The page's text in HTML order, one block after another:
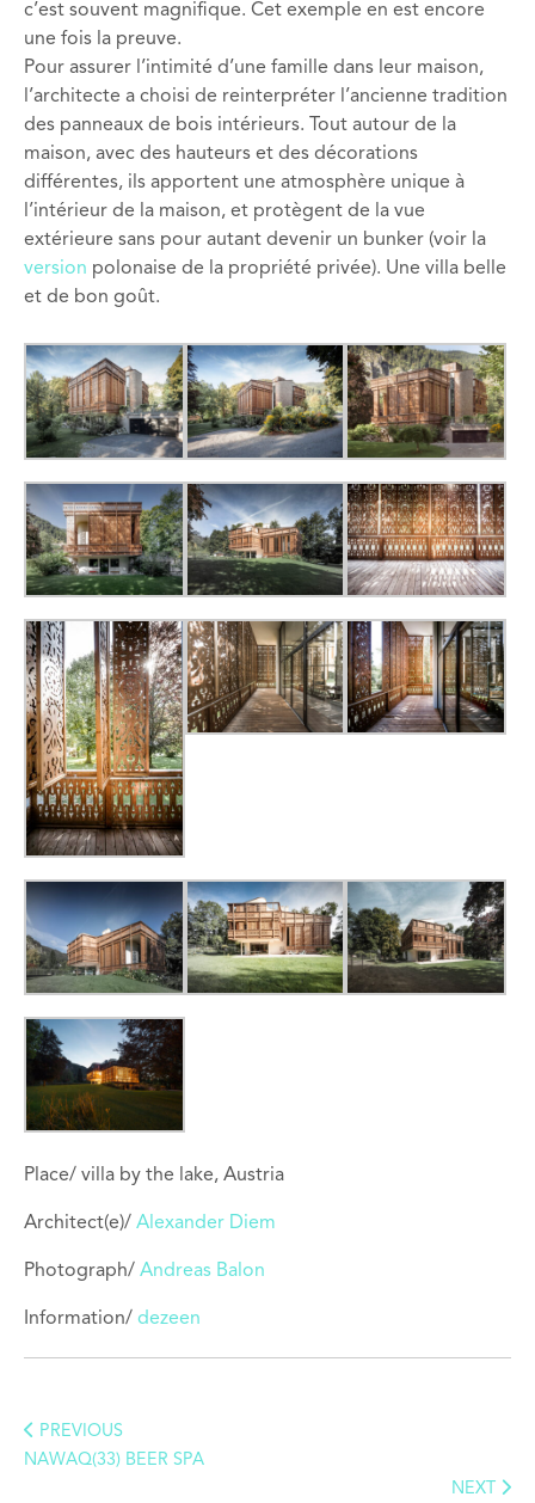
c’est souvent magnifique. Cet exemple en est encore
une fois la preuve.
Pour assurer l’intimité d’une famille dans leur maison,
l’architecte a choisi de reinterpréter l’ancienne tradition
des panneaux de bois intérieurs. Tout autour de la
maison, avec des hauteurs et des décorations
différentes, ils apportent une atmosphère unique à
l’intérieur de la maison, et protègent de la vue
extérieure sans pour autant devenir un bunker (voir la
version polonaise de la propriété privée). Une villa belle
et de bon goût.
Place/ villa by the lake, Austria
Architect(e)/ Alexander Diem
Photograph/ Andreas Balon
Information/ dezeen
PREVIOUS
NAWAQ(33) BEER SPA
NEXT